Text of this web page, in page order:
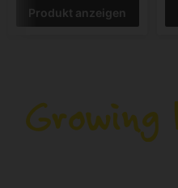
Produkt anzeigen